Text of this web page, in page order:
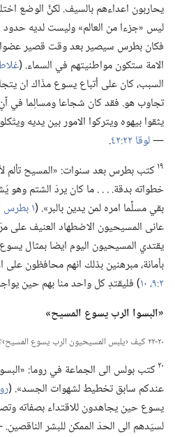
يحاربون اعداءهم بالسيف.‏ لكنَّ الوضع
ليس «جزءا من العالم» وليست لديه حدود
فكان بطرس سيصير بعد وقت قصير عضوا
الامة ستكون مواطنيتهم في السماء.‏ (‏
السبب،‏ كان على أتباع يسوع مذّاك ان
تجاوب هو.‏ فقد كان شجاعا ومسالِما في
يثقوا بيهوه ويتركوا الامور بين يديه
—‏لوقا ٢٢:‏٤٢ ‏.‏
١٩كتب بطرس بعد سنوات:‏ «المسيح تألم
خطواته بدقة.‏ .‏ .‏ .‏ ما كان يردّ الشتم وهو
بقي مسلِّما امره لمن يدين بالبر».‏ (‏١ بطرس ٢:‏٢١-‏٢٣
عانى المسيحيون الاضطهاد العنيف على
يقتدي المسيحيون اليوم ايضا بمثال
بأمانة،‏ مبرهنين بذلك انهم محافظون على
٢:‏٩،‏ ١٠
‏)‏ فليقتدِ كل واحد منا بهم حين
‏«البسوا الرب يسوع المسيح»‏
٢٠-‏٢٢ كيف ‹يلبس المسيحيون الرب يسوع المسيح›؟‏
٢٠كتب بولس الى الجماعة في روما:‏
عندكم سابق تخطيط لشهوات الجسد».‏ (‏
يسوع حين يجاهدون للاقتداء بصفاته
لسيّدهم الى الحدّ الممكن للبشر